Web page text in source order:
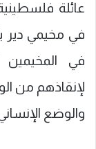
عائلة
في مخيمي دير
في
لإنقاذهم من
والوضع